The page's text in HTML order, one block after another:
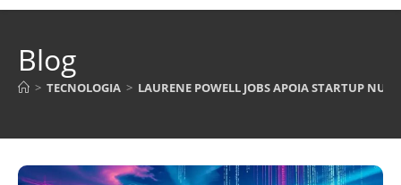
Blog
> TECNOLOGIA > LAURENE POWELL JOBS APOIA STARTUP